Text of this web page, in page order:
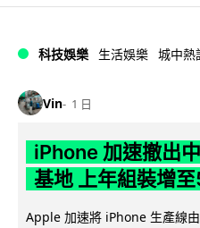
科技娛樂 生活娛樂 城中熱
Vin 1 日
iPhone 加速撤出
基地 上年組裝增
Apple 加速將 iPhone 生產線